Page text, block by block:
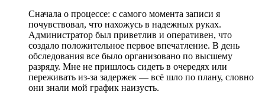
Сначала о процессе: с самого момента записи я
почувствовал, что нахожусь в надежных руках.
Администратор был приветлив и оперативен, что
создало положительное первое впечатление. В день
обследования все было организовано по высшему
разряду. Мне не пришлось сидеть в очередях или
переживать из-за задержек — всё шло по плану, словно
они знали мой график наизусть.